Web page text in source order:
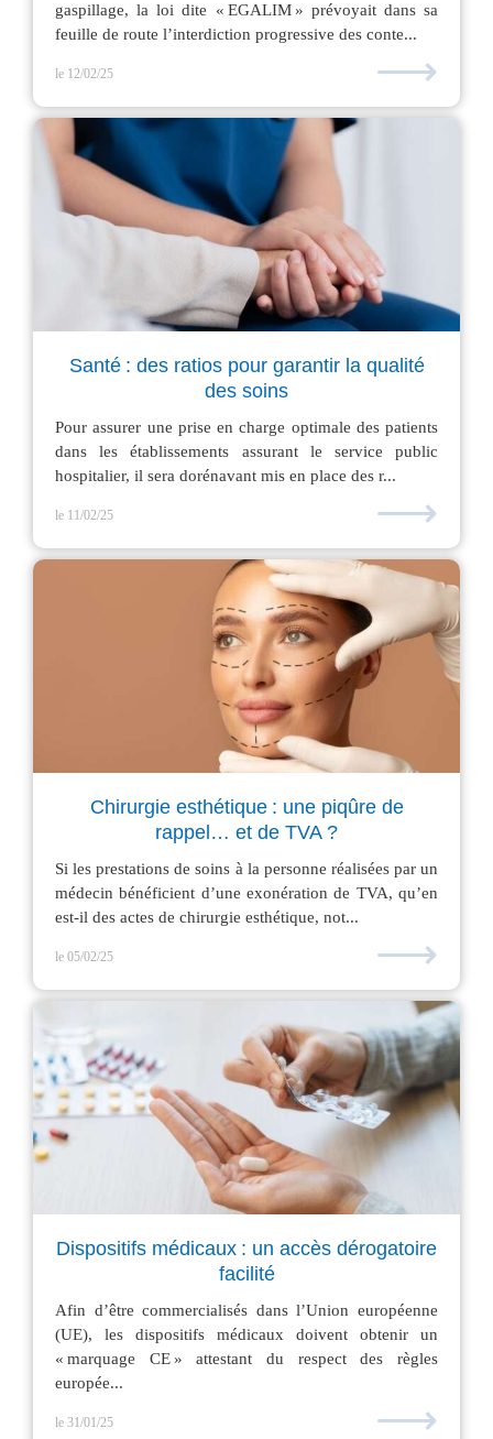
gaspillage, la loi dite « EGALIM » prévoyait dans sa
feuille de route l’interdiction progressive des conte...
le 12/02/25 ⟶
Santé : des ratios pour garantir la qualité
des soins
Pour assurer une prise en charge optimale des patients
dans les établissements assurant le service public
hospitalier, il sera dorénavant mis en place des r...
le 11/02/25 ⟶
Chirurgie esthétique : une piqûre de
rappel… et de TVA ?
Si les prestations de soins à la personne réalisées par un
médecin bénéficient d’une exonération de TVA, qu’en
est-il des actes de chirurgie esthétique, not...
le 05/02/25 ⟶
Dispositifs médicaux : un accès dérogatoire
facilité
Afin d’être commercialisés dans l’Union européenne
(UE), les dispositifs médicaux doivent obtenir un
« marquage CE » attestant du respect des règles
europée...
le 31/01/25 ⟶